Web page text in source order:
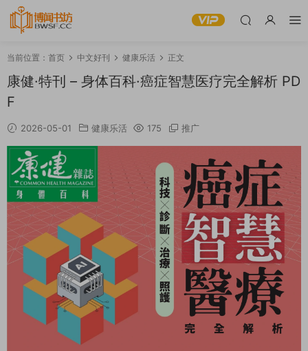
当前位置： 首页 中文好刊 健康乐活 正文
康健·特刊 – 身体百科·癌症智慧医疗完全解析 PD
F
2026-05-01 健康乐活 175 推广